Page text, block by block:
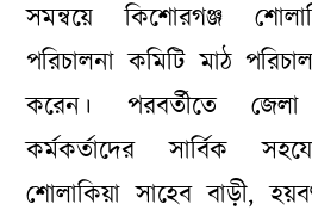
সমন্বয়ে কিশোরগঞ্জ
পরিচালনা কমিটি মাঠ
করেন। পরবর্তীতে
কর্মকর্তাদের সার্বিক
শোলাকিয়া সাহেব বাড়ী,